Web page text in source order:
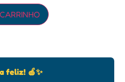
feliz! 🍎✨